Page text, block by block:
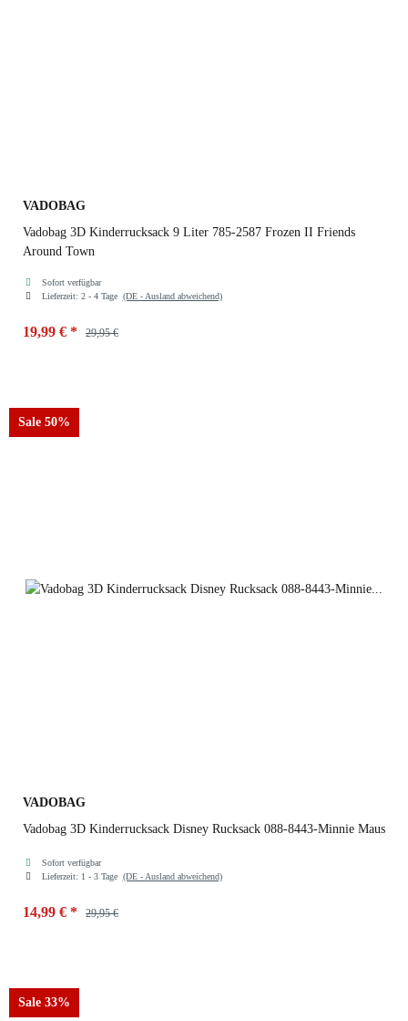
VADOBAG
Vadobag 3D Kinderrucksack 9 Liter 785-2587 Frozen II Friends
Around Town
Sofort verfügbar
Lieferzeit: 2 - 4 Tage (DE - Ausland abweichend)
19,99 € * 29,95 €
Sale 50%
VADOBAG
Vadobag 3D Kinderrucksack Disney Rucksack 088-8443-Minnie Maus
Sofort verfügbar
Lieferzeit: 1 - 3 Tage (DE - Ausland abweichend)
14,99 € * 29,95 €
Sale 33%